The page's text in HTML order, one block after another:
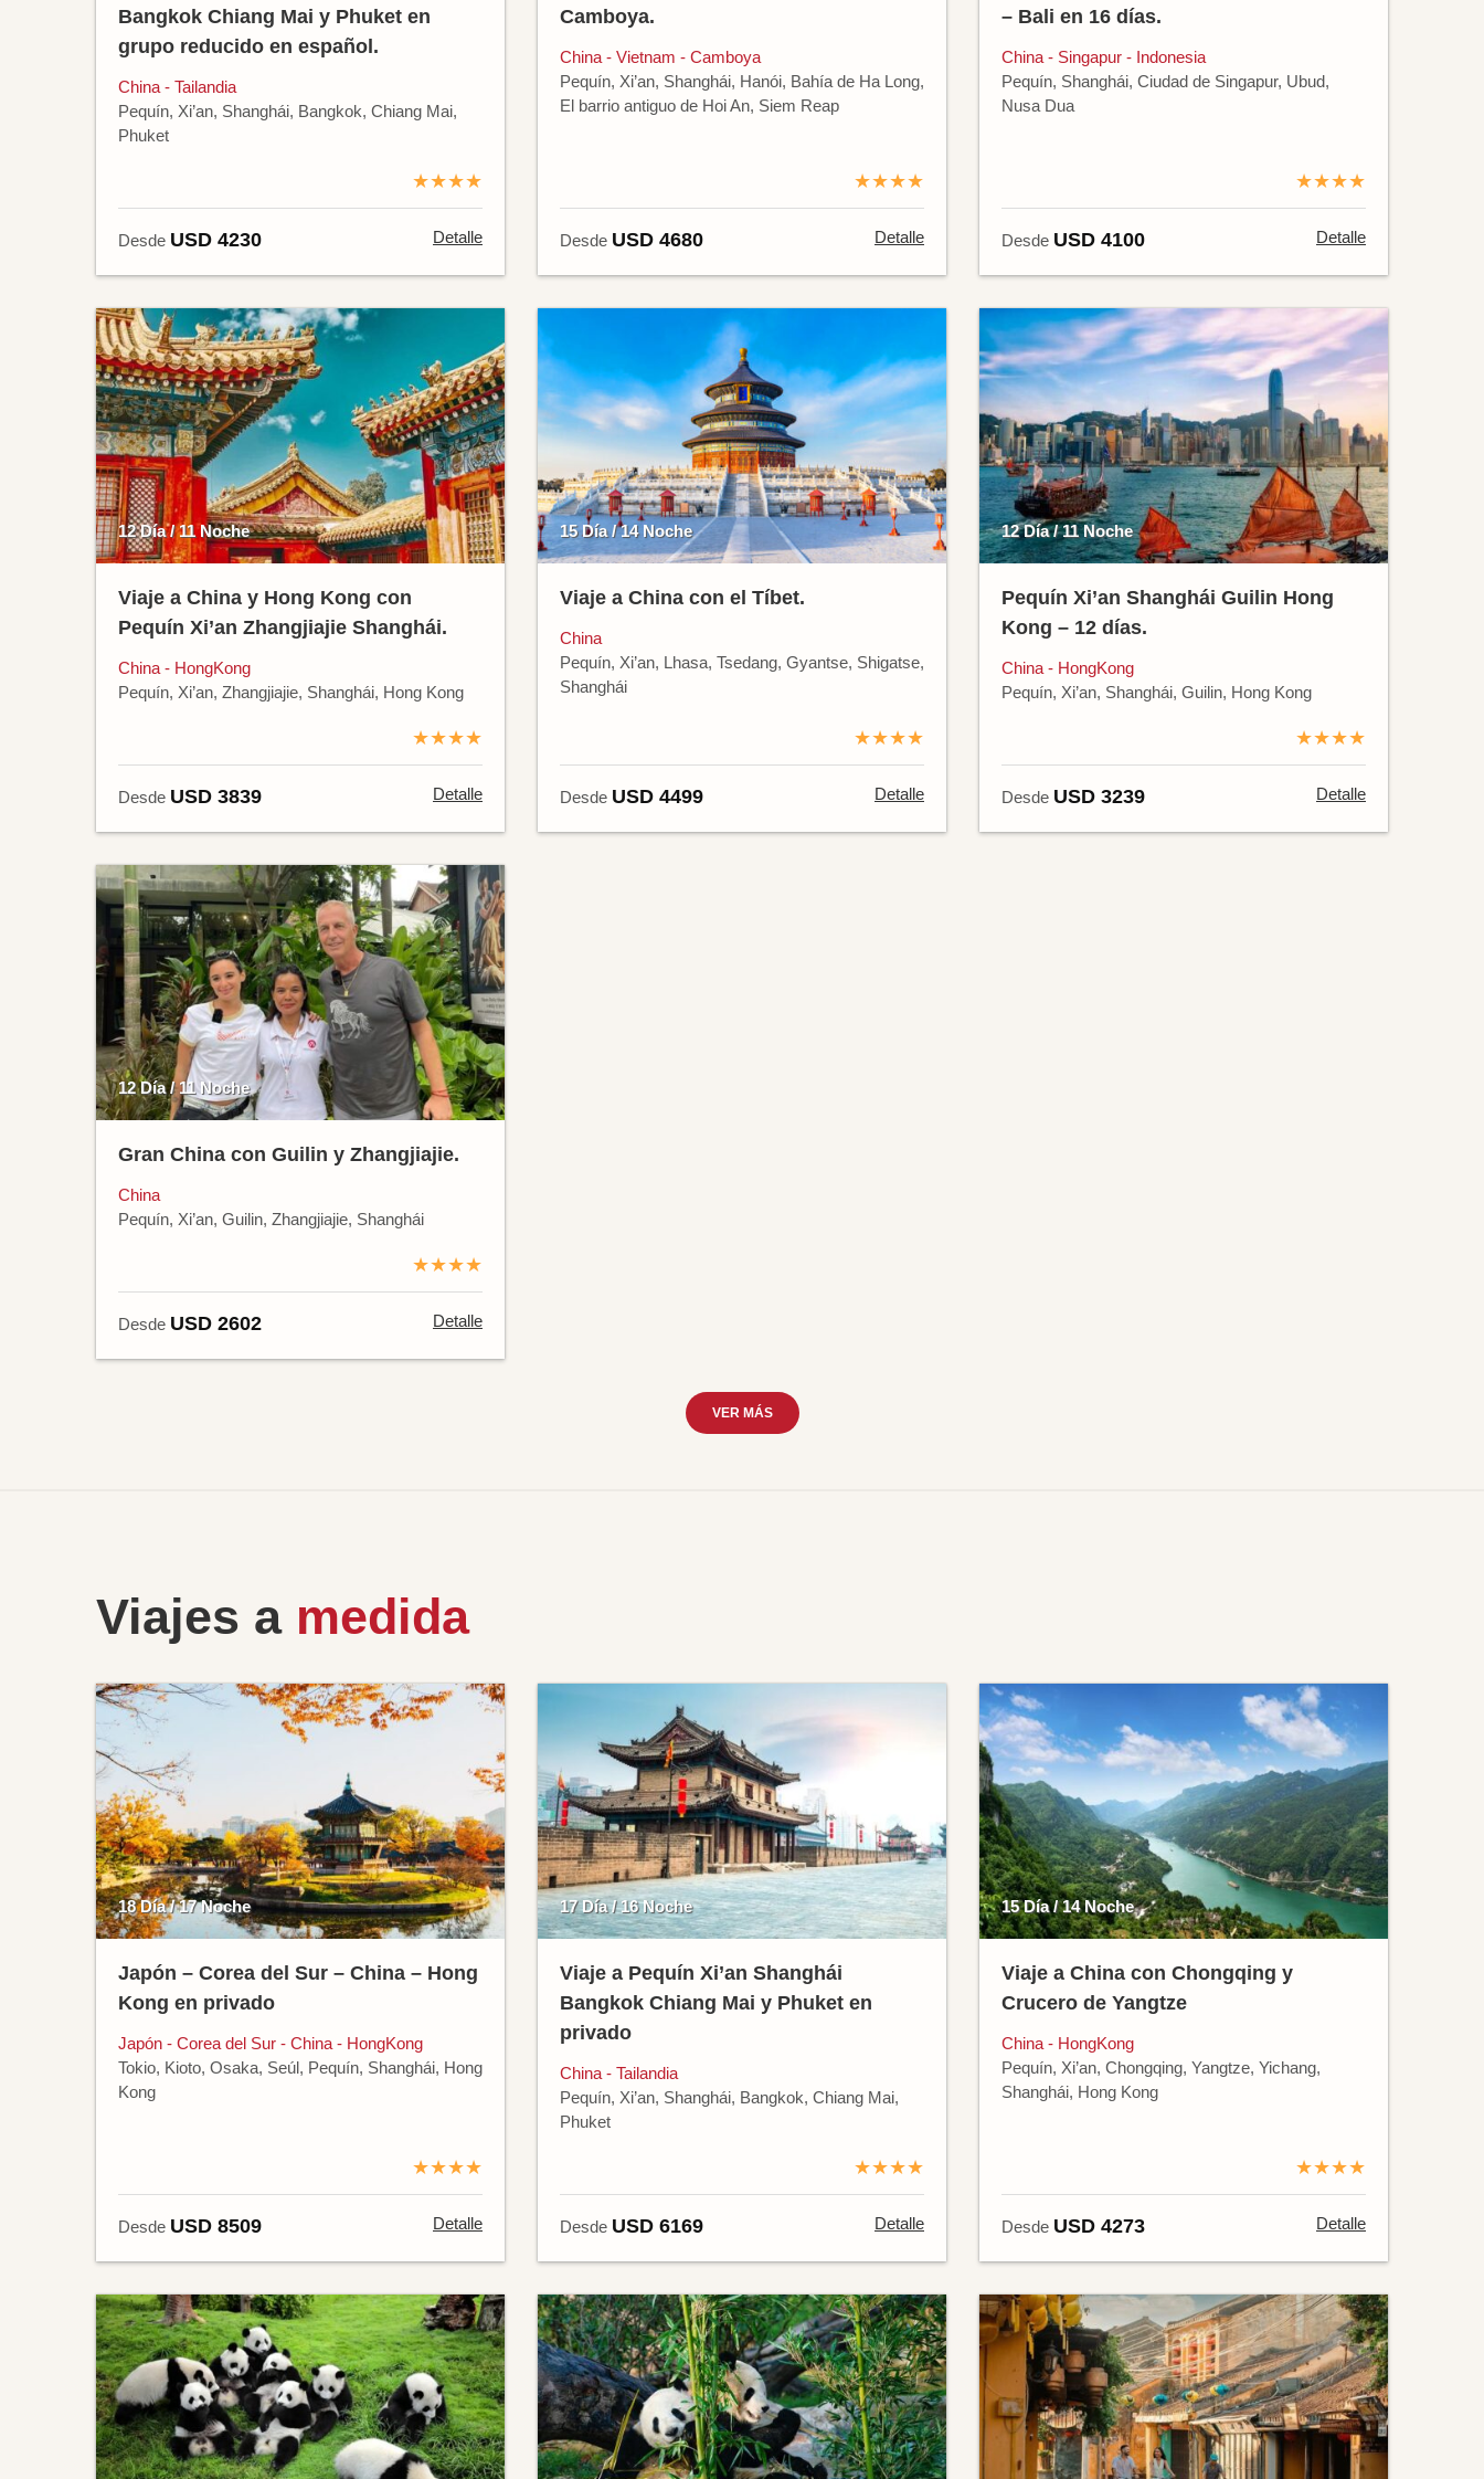
Bangkok Chiang Mai y Phuket en
grupo reducido en español.
China - Tailandia
Pequín, Xi’an, Shanghái, Bangkok, Chiang Mai,
Phuket
★★★★
Desde USD 4230 Detalle
Camboya.
China - Vietnam - Camboya
Pequín, Xi’an, Shanghái, Hanói, Bahía de Ha Long,
El barrio antiguo de Hoi An, Siem Reap
★★★★
Desde USD 4680 Detalle
– Bali en 16 días.
China - Singapur - Indonesia
Pequín, Shanghái, Ciudad de Singapur, Ubud,
Nusa Dua
★★★★
Desde USD 4100 Detalle
12 Día / 11 Noche
Viaje a China y Hong Kong con
Pequín Xi’an Zhangjiajie Shanghái.
China - HongKong
Pequín, Xi’an, Zhangjiajie, Shanghái, Hong Kong
★★★★
Desde USD 3839 Detalle
15 Día / 14 Noche
Viaje a China con el Tíbet.
China
Pequín, Xi’an, Lhasa, Tsedang, Gyantse, Shigatse,
Shanghái
★★★★
Desde USD 4499 Detalle
12 Día / 11 Noche
Pequín Xi’an Shanghái Guilin Hong
Kong – 12 días.
China - HongKong
Pequín, Xi’an, Shanghái, Guilin, Hong Kong
★★★★
Desde USD 3239 Detalle
12 Día / 11 Noche
Gran China con Guilin y Zhangjiajie.
China
Pequín, Xi’an, Guilin, Zhangjiajie, Shanghái
★★★★
Desde USD 2602 Detalle
VER MÁS
Viajes a medida
18 Día / 17 Noche
Japón – Corea del Sur – China – Hong
Kong en privado
Japón - Corea del Sur - China - HongKong
Tokio, Kioto, Osaka, Seúl, Pequín, Shanghái, Hong
Kong
★★★★
Desde USD 8509 Detalle
17 Día / 16 Noche
Viaje a Pequín Xi’an Shanghái
Bangkok Chiang Mai y Phuket en
privado
China - Tailandia
Pequín, Xi’an, Shanghái, Bangkok, Chiang Mai,
Phuket
★★★★
Desde USD 6169 Detalle
15 Día / 14 Noche
Viaje a China con Chongqing y
Crucero de Yangtze
China - HongKong
Pequín, Xi’an, Chongqing, Yangtze, Yichang,
Shanghái, Hong Kong
★★★★
Desde USD 4273 Detalle